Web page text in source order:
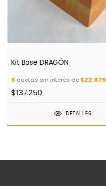
Kit Base DRAGÓN
6 cuotas sin interés de$22.875
$137.250
DETALLES